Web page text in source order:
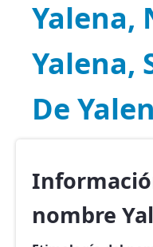
Yalena,
Yalena,
De
nombre